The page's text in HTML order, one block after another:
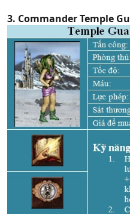
3. Commander Temple